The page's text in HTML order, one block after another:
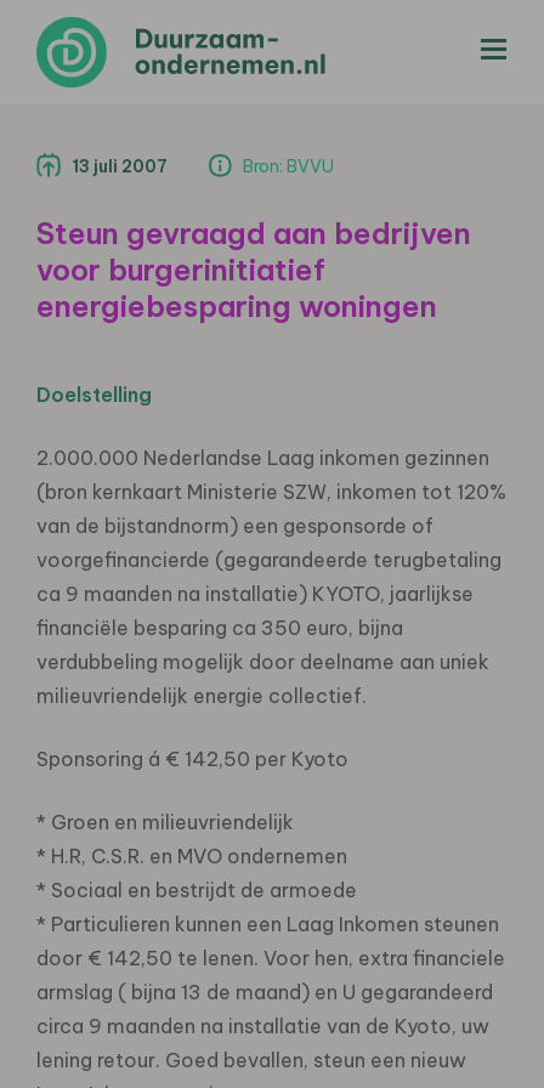
13 juli 2007 Bron: BVVU
Steun gevraagd aan bedrijven
voor burgerinitiatief
energiebesparing woningen
Doelstelling
2.000.000 Nederlandse Laag inkomen gezinnen
(bron kernkaart Ministerie SZW, inkomen tot 120%
van de bijstandnorm) een gesponsorde of
voorgefinancierde (gegarandeerde terugbetaling
ca 9 maanden na installatie) KYOTO, jaarlijkse
financiële besparing ca 350 euro, bijna
verdubbeling mogelijk door deelname aan uniek
milieuvriendelijk energie collectief.
Sponsoring á € 142,50 per Kyoto
* Groen en milieuvriendelijk
* H.R, C.S.R. en MVO ondernemen
* Sociaal en bestrijdt de armoede
* Particulieren kunnen een Laag Inkomen steunen
door € 142,50 te lenen. Voor hen, extra financiele
armslag ( bijna 13 de maand) en U gegarandeerd
circa 9 maanden na installatie van de Kyoto, uw
lening retour. Goed bevallen, steun een nieuw